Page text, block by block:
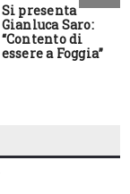
Si presenta
Gianluca Saro:
“Contento di
essere a Foggia”